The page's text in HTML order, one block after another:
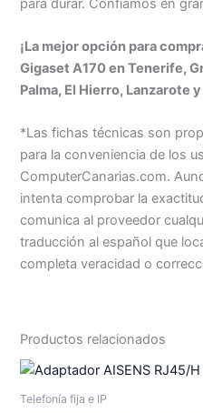
para durar. Confiamos en
¡La mejor opción para
Gigaset A170 en Tenerife,
Palma, El Hierro, Lanzarote
*Las fichas técnicas son
para la conveniencia de los
ComputerCanarias.com.
intenta comprobar la
comunica al proveedor
traducción al español que
completa veracidad o
Productos relacionados
Telefonía fija e IP